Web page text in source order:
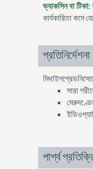
ভ্যাকসিন বা টিকা:
কার্যকারিতা কমে
প্রতিনির্দেশনা
সারা
পার্শ্ব